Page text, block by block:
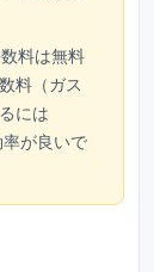
料は無料
料（ガス
には
が良いで